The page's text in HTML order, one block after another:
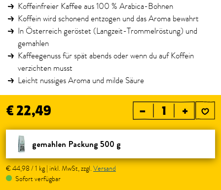
Koffeinfreier Kaffee aus 100 % Arabica-Bohnen
Koffein wird schonend entzogen und das Aroma bewahrt
In Österreich geröstet (Langzeit-Trommelröstung) und
gemahlen
Kaffeegenuss für spät abends oder wenn du auf Koffein
verzichten musst
Leicht nussiges Aroma und milde Säure
€ 22,49 – +
gemahlen Packung 500 g
€ 44,98 / 1 kg | inkl. MwSt, zzgl. Versand
Sofort verfügbar